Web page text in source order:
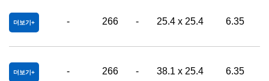
더보기 - 266 - 25.4 x 25.4 6.35
더보기 - 266 - 38.1 x 25.4 6.35